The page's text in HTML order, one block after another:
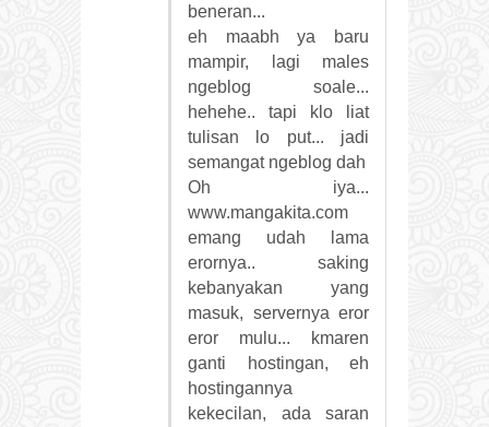
beneran...
eh maabh ya baru
mampir, lagi males
ngeblog soale...
hehehe.. tapi klo liat
tulisan lo put... jadi
semangat ngeblog dah
Oh iya...
www.mangakita.com
emang udah lama
erornya.. saking
kebanyakan yang
masuk, servernya eror
eror mulu... kmaren
ganti hostingan, eh
hostingannya
kekecilan, ada saran